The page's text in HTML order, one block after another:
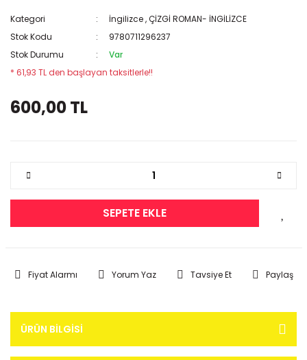
Kategori İngilizce,ÇİZGİ ROMAN- İNGİLİZCE
Stok Kodu
9780711296237
Stok Durumu
Var
* 61,93 TL den başlayan taksitlerle!!
600,00 TL
SEPETE EKLE
Fiyat Alarmı Yorum Yaz Tavsiye Et Paylaş
ÜRÜN BILGISI